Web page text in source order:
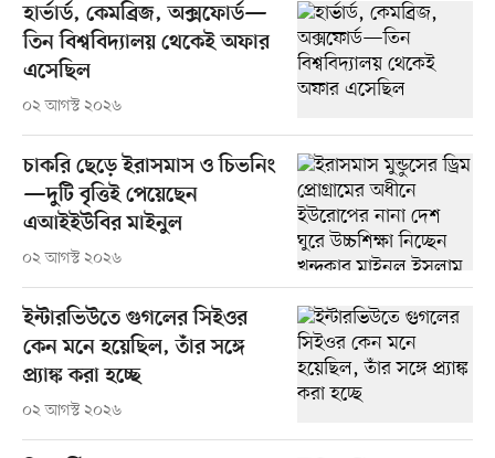
হার্ভার্ড, কেমব্রিজ, অক্সফোর্ড—
তিন বিশ্ববিদ্যালয় থেকেই অফার
এসেছিল
০২ আগস্ট ২০২৬
চাকরি ছেড়ে ইরাসমাস ও চিভনিং
—দুটি বৃত্তিই পেয়েছেন
এআইইউবির মাইনুল
০২ আগস্ট ২০২৬
ইন্টারভিউতে গুগলের সিইওর
কেন মনে হয়েছিল, তাঁর সঙ্গে
প্র্যাঙ্ক করা হচ্ছে
০২ আগস্ট ২০২৬